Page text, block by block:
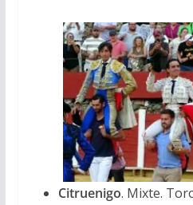
Citruenigo. Mixte.